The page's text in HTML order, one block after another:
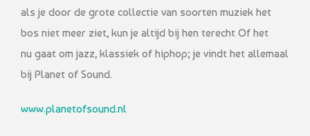
als je door de grote collectie van soorten muziek het
bos niet meer ziet, kun je altijd bij hen terecht Of het
nu gaat om jazz, klassiek of hiphop; je vindt het allemaal
bij Planet of Sound.
www.planetofsound.nl